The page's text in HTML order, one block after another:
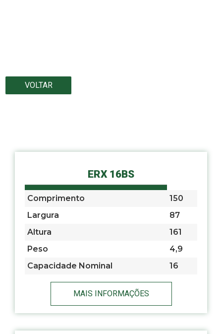
VOLTAR
ERX 16BS
Comprimento
150
Largura
87
Altura
161
Peso
4,9
Capacidade Nominal
16
MAIS INFORMAÇÕES